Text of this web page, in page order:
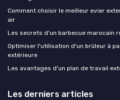
Comment choisir le meilleur evier
air
Les secrets d'un barbecue marocain
Optimiser l'utilisation d'un brûleur à
extérieure
Les avantages d'un plan de travail
Les derniers articles